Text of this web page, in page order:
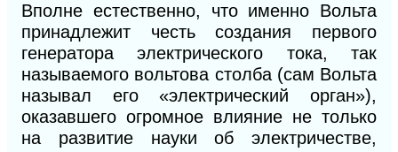
Вполне естественно, что именно Вольта
принадлежит честь создания первого
генератора электрического тока, так
называемого вольтова столба (сам Вольта
называл его «электрический орган»),
оказавшего огромное влияние не только
на развитие науки об электричестве,